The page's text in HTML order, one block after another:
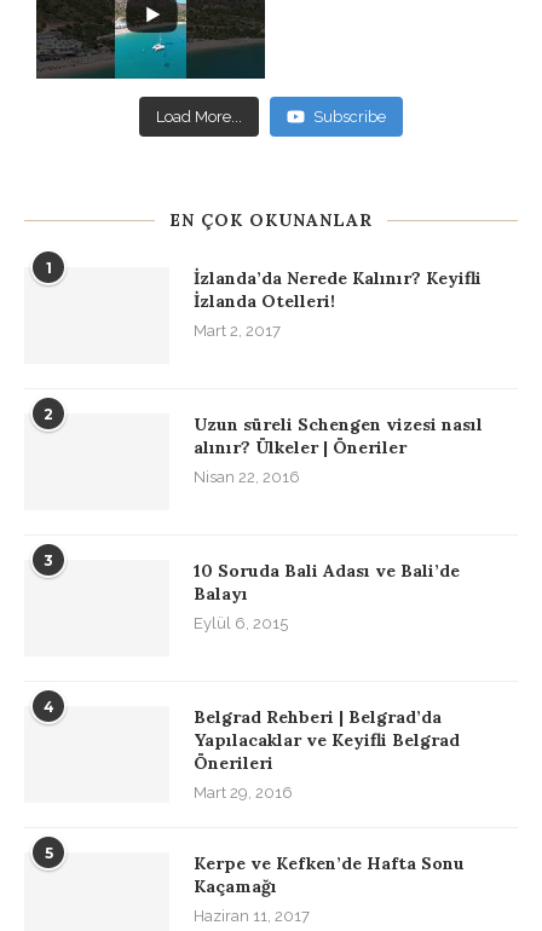
Load More... Subscribe
EN ÇOK OKUNANLAR
1
İzlanda’da Nerede Kalınır? Keyifli
İzlanda Otelleri!
Mart 2, 2017
2
Uzun süreli Schengen vizesi nasıl
alınır? Ülkeler | Öneriler
Nisan 22, 2016
3
10 Soruda Bali Adası ve Bali’de
Balayı
Eylül 6, 2015
4
Belgrad Rehberi | Belgrad’da
Yapılacaklar ve Keyifli Belgrad
Önerileri
Mart 29, 2016
5
Kerpe ve Kefken’de Hafta Sonu
Kaçamağı
Haziran 11, 2017